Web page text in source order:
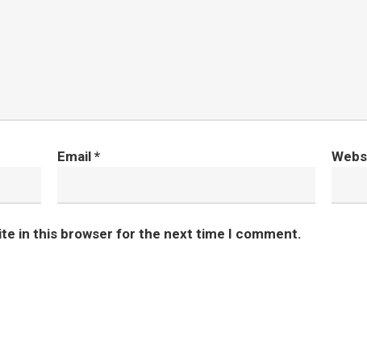
Email *
in this browser for the next time I comment.